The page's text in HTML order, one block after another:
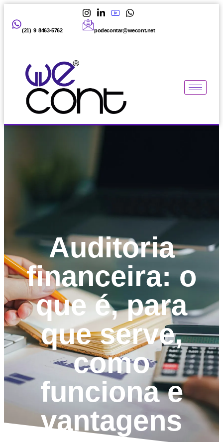
(21) 9 8463-5762 podecontar@wecont.net
Auditoria
financeira: o
que é, para
que serve,
como
funciona e
vantagens